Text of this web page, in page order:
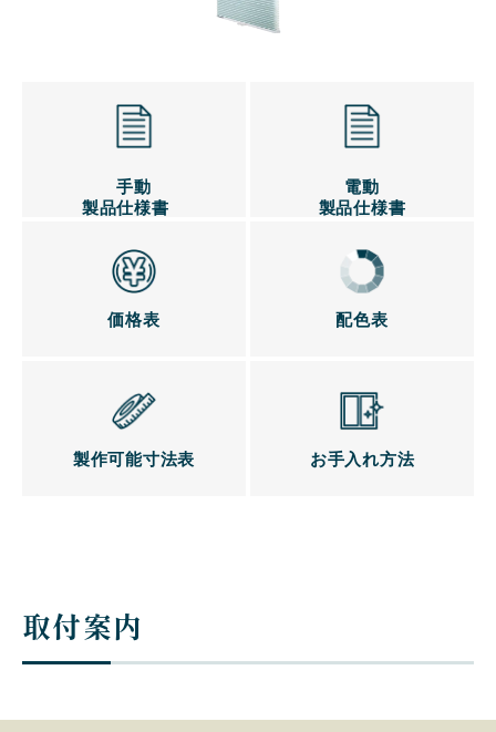
手動
製品仕様書
電動
製品仕様書
価格表 配色表
製作可能寸法表 お手入れ方法
取付案内